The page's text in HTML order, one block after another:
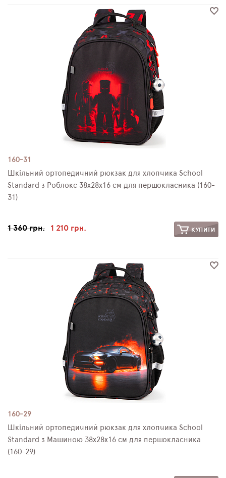
160-31
Шкільний ортопедичний рюкзак для хлопчика School
Standard з Роблокс 38х28х16 см для першокласника (160-
31)
1 360 грн. 1 210 грн. КУПИТИ
160-29
Шкільний ортопедичний рюкзак для хлопчика School
Standard з Машиною 38х28х16 см для першокласника
(160-29)